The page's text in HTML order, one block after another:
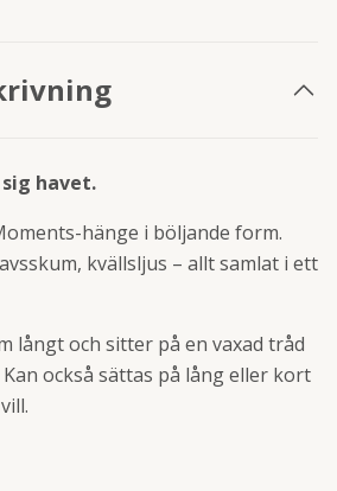
havet.
hänge i böljande form.
kvällsljus – allt samlat i ett
långt och sitter på en vaxad tråd
också sättas på lång eller kort